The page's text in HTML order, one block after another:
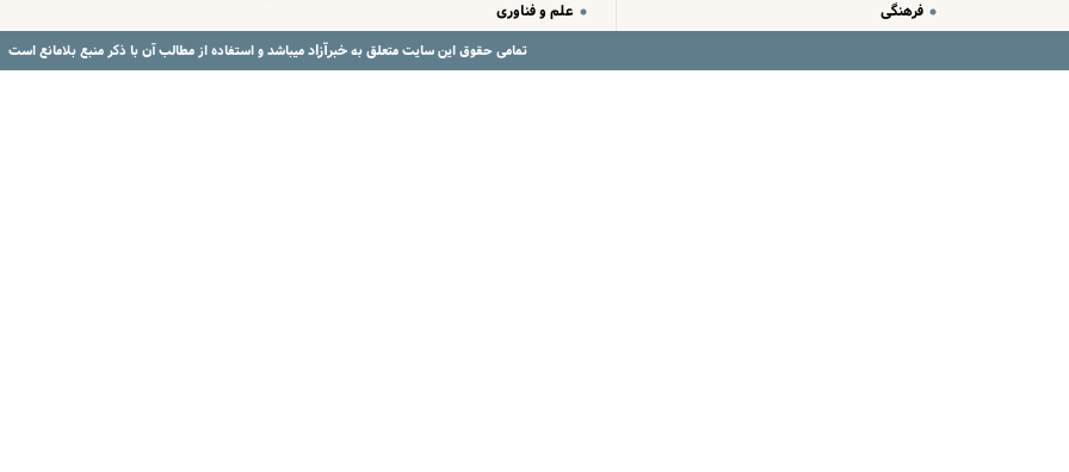
فرهنگی
علم و فناوری
تمامی حقوق این سایت متعلق بهخبرآزادمیباشد و استفاده از مطالب آن با ذکر منبع بلامانع است